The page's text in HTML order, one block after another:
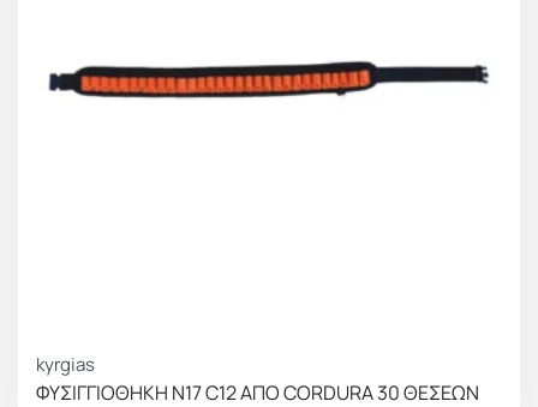
kyrgias
ΦΥΣΙΓΓΙΟΘΗΚΗ Ν17 C12 ΑΠΟ CORDURA 30 ΘΕΣΕΩΝ